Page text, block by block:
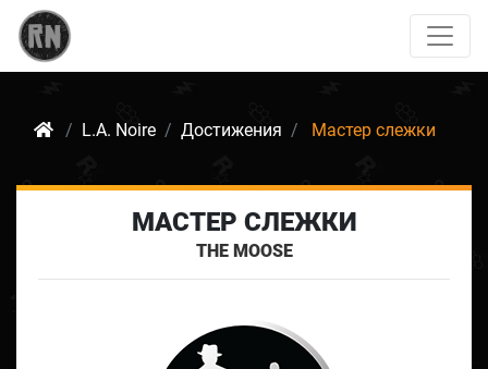
L.A. Noire Достижения Мастер слежки
МАСТЕР СЛЕЖКИ
THE MOOSE